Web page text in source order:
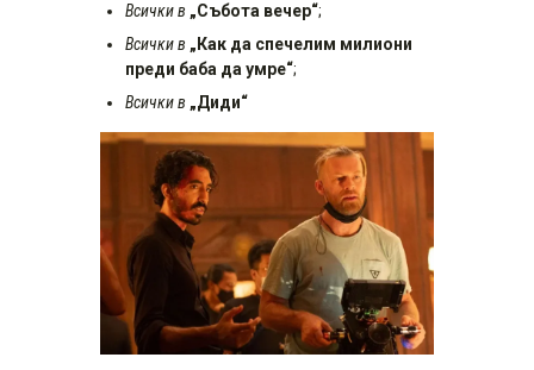
Всички в „Събота вечер“;
Всички в „Как да спечелим милиони
преди баба да умре“;
Всички в „Диди“